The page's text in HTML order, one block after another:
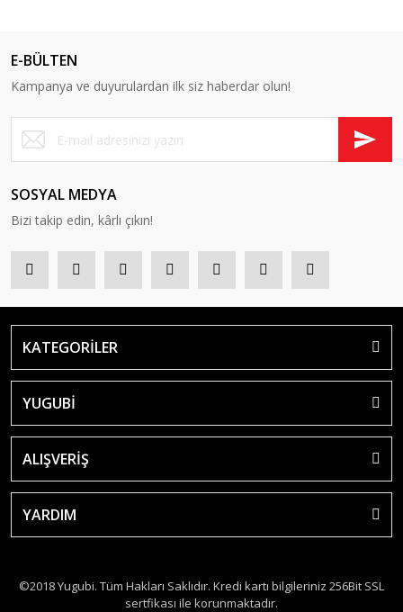
E-BÜLTEN
Kampanya ve duyurulardan ilk siz haberdar olun!
SOSYAL MEDYA
Bizi takip edin, kârlı çıkın!
KATEGORİLER
YUGUBİ
ALIŞVERİŞ
YARDIM
©2018 Yugubi. Tüm Hakları Saklıdır. Kredi kartı bilgileriniz 256Bit SSL
sertfikası ile korunmaktadır.